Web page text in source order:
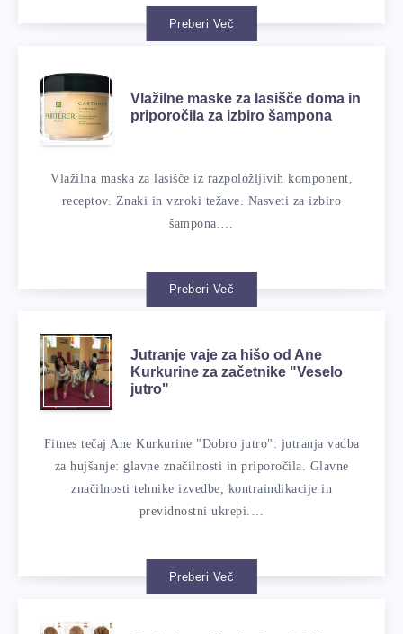
Preberi Več
Vlažilne maske za lasišče doma in
priporočila za izbiro šampona
Vlažilna maska ​​za lasišče iz razpoložljivih komponent,
receptov. Znaki in vzroki težave. Nasveti za izbiro
šampona.…
Preberi Več
Jutranje vaje za hišo od Ane
Kurkurine za začetnike "Veselo
jutro"
Fitnes tečaj Ane Kurkurine "Dobro jutro": jutranja vadba
za hujšanje: glavne značilnosti in priporočila. Glavne
značilnosti tehnike izvedbe, kontraindikacije in
previdnostni ukrepi.…
Preberi Več